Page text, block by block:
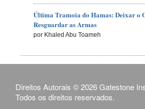
Última Tramoia do Hamas: Deixar o
Resguardar as Armas
por Khaled Abu Toameh
Direitos Autorais © 2026 Gatestone
Todos os direitos reservados.